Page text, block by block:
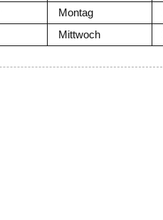
Montag
Mittwoch